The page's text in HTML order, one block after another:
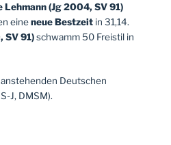
Lehmann (Jg 2004, SV 91)
eineneue Bestzeit in 31,14.
SV 91)schwamm 50 Freistil in
Deutschen
J, DMSM).